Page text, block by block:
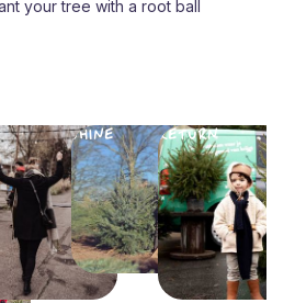
your tree with a root ball
SHINE RETURN